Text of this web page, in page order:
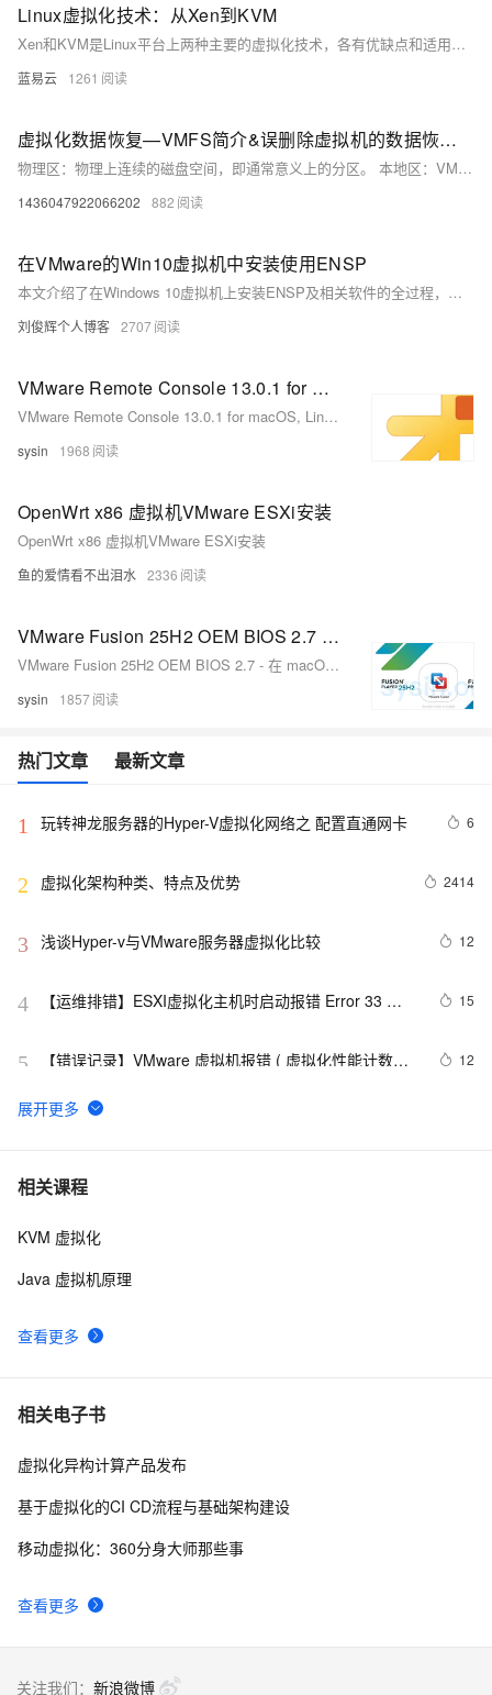
Linux虚拟化技术：从Xen到KVM
Xen和KVM是Linux平台上两种主要的虚拟化技术，各有优缺点和适用场景。通过对比两者的架构、性能、安全性、管理复杂性和硬件依赖性，可以更好地理解它们的适用场景和选择依据。无论是高性能计算、企业虚拟化还是云计算平台，合理选择和配置虚拟化技术是实现高效、稳定和安全IT环境的关键。
蓝易云 1261
虚拟化数据恢复—VMFS简介&误删除虚拟机的数据恢复案例
物理区：物理上连续的磁盘空间，即通常意义上的分区。 本地区：VMFS管理的物理区分为保留区和本地区，前面一部分是保留区，后面部分是本地区。本地区又分为元文件区和数据区。 元文件：与NTFS的元文件类似，属于FS的管理用数据。VMFS有6个元文件：.VH.SF/.FBB.SF/.FDC.SF/.SBC.SF/.PBC.SF/.PB2.SF。 元文件区：6个元文件占用的所有空间，在本地区的前面部分。 数据区：用于存放文件数据。 datastore：在ESX服务器上看到的VMFS存储空间。 LV：logical volume，所指的范围其实和本地区一样，即虚拟化卷。 LVM逻辑卷组：用来管理跨dis
1436047922066202 882
在VMware的Win10虚拟机中安装使用ENSP
本文介绍了在Windows 10虚拟机上安装ENSP及相关软件的全过程，包括VirtualBox、WinPcap、Wireshark、VLC和ENSP的安装步骤，并提供图文演示，帮助用户顺利完成配置与测试。
刘俊辉个人博客 2707
VMware Remote Console 13.0.1 for macOS, Linux, Windows - vSphere 虚拟机控制台的桌面客户端
VMware Remote Console 13.0.1 for macOS, Linux, Windows - vSphere 虚拟机控制台的桌面客户端
sysin 1968
OpenWrt x86 虚拟机VMware ESXi安装
OpenWrt x86 虚拟机VMware ESXi安装
鱼的爱情看不出泪水 2336
VMware Fusion 25H2 OEM BIOS 2.7 - 在 macOS 中运行 Windows 虚拟机的最佳方式
VMware Fusion 25H2 OEM BIOS 2.7 - 在 macOS 中运行 Windows 虚拟机的最佳方式
sysin 1857
热门文章 最新文章
1 玩转神龙服务器的Hyper-V虚拟化网络之 配置直通网卡 6
2 虚拟化架构种类、特点及优势 2414
3 浅谈Hyper-v与VMware服务器虚拟化比较 12
4
【运维排错】ESXI虚拟化主机时启动报错 Error 33
15
5
【错误记录】VMware 虚拟机报错 ( 虚拟化性能计数器
失败 , 未能启动虚拟机 )
12
6 从 VMWare 到阿里神龙，虚拟化技术 40 年演进史
7 【qemu虚拟化】将img镜像文件转换为VMware虚拟机
8 微软桌面虚拟化所需产品及RemoteFX要求介绍
相关课程
查看更多
KVM 虚拟化
Java 虚拟机原理
相关电子书
查看更多
虚拟化异构计算产品发布
基于虚拟化的CI CD流程与基础架构建设
移动虚拟化：360分身大师那些事
关注我们： 新浪微博